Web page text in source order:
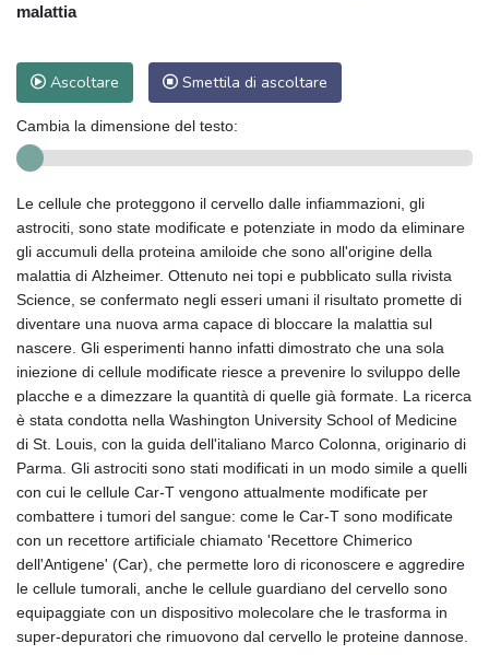
malattia
Ascoltare Smettila di ascoltare
Cambia la dimensione del testo:
Le cellule che proteggono il cervello dalle infiammazioni, gli
astrociti, sono state modificate e potenziate in modo da eliminare
gli accumuli della proteina amiloide che sono all'origine della
malattia di Alzheimer. Ottenuto nei topi e pubblicato sulla rivista
Science, se confermato negli esseri umani il risultato promette di
diventare una nuova arma capace di bloccare la malattia sul
nascere. Gli esperimenti hanno infatti dimostrato che una sola
iniezione di cellule modificate riesce a prevenire lo sviluppo delle
placche e a dimezzare la quantità di quelle già formate. La ricerca
è stata condotta nella Washington University School of Medicine
di St. Louis, con la guida dell'italiano Marco Colonna, originario di
Parma. Gli astrociti sono stati modificati in un modo simile a quelli
con cui le cellule Car-T vengono attualmente modificate per
combattere i tumori del sangue: come le Car-T sono modificate
con un recettore artificiale chiamato 'Recettore Chimerico
dell'Antigene' (Car), che permette loro di riconoscere e aggredire
le cellule tumorali, anche le cellule guardiano del cervello sono
equipaggiate con un dispositivo molecolare che le trasforma in
super-depuratori che rimuovono dal cervello le proteine dannose.